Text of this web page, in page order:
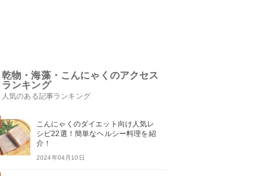
乾物・海藻・こんにゃくのアクセス
ランキング
人気のある記事ランキング
こんにゃくのダイエット向け人気レ
シピ22選！簡単なヘルシー料理を紹
介！
2024年04月10日